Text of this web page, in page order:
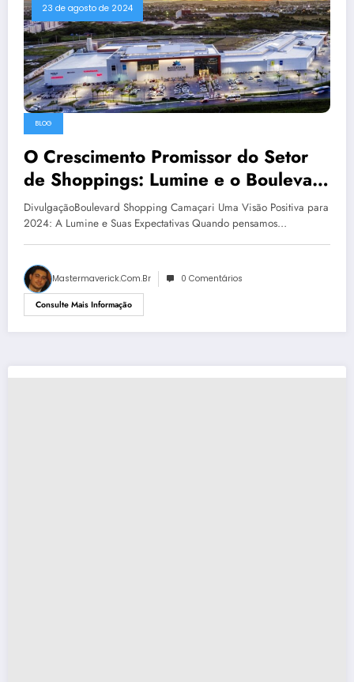
23 de agosto de 2024
BLOG
O Crescimento Promissor do Setor
de Shoppings: Lumine e o Boulevard
Shopping Camaçari
DivulgaçãoBoulevard Shopping Camaçari Uma Visão Positiva para
2024: A Lumine e Suas Expectativas Quando pensamos…
Mastermaverick.com.br 0 Comentários
Consulte Mais Informação